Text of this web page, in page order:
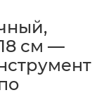
см —